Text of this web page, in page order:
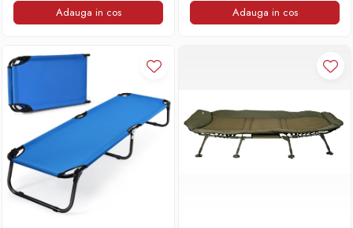
Incaltaminte
Accesorii
Adauga in cos Adauga in cos